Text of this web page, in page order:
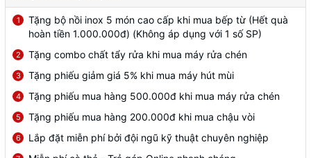
1
Tặng bộ nồi inox 5 món cao cấp khi mua bếp từ (Hết quà
hoàn tiền 1.000.000đ) (Không áp dụng với 1 số SP)
2 Tặng combo chất tẩy rửa khi mua máy rửa chén
3 Tặng phiếu giảm giá 5% khi mua máy hút mùi
4 Tặng phiếu mua hàng 500.000đ khi mua máy rửa chén
5 Tặng phiếu mua hàng 200.000đ khi mua chậu vòi
6 Lắp đặt miễn phí bởi đội ngũ kỹ thuật chuyên nghiệp